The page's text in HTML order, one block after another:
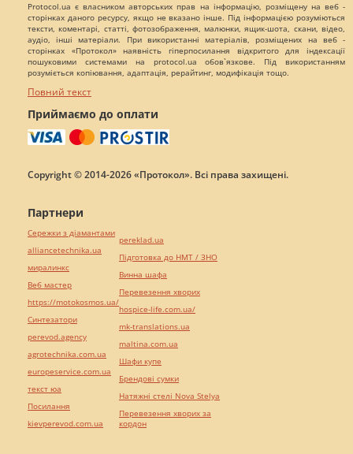
Protocol.ua є власником авторських прав на інформацію, розміщену на веб -
сторінках даного ресурсу, якщо не вказано інше. Під інформацією розуміються
тексти, коментарі, статті, фотозображення, малюнки, ящик-шота, скани, відео,
аудіо, інші матеріали. При використанні матеріалів, розміщених на веб -
сторінках «Протокол» наявність гіперпосилання відкритого для індексації
пошуковими системами на protocol.ua обов`язкове. Під використанням
розуміється копіювання, адаптація, рерайтинг, модифікація тощо.
Повний текст
Приймаємо до оплати
Copyright © 2014-2026 «Протокол». Всі права захищені.
Партнери
Сережки з діамантами
alliancetechnika.ua
миралинкс
Веб мастер
https://motokosmos.ua/
Синтезатори
perevod.agency
agrotechnika.com.ua
europeservice.com.ua
текст юа
Посилання
kievperevod.com.ua
pereklad.ua
Підготовка до НМТ / ЗНО
Винна шафа
Перевезення хворих
hospice-life.com.ua/
mk-translations.ua
maltina.com.ua
Шафи купе
Брендові сумки
Натяжні стелі Nova Stelya
Перевезення хворих за
кордон